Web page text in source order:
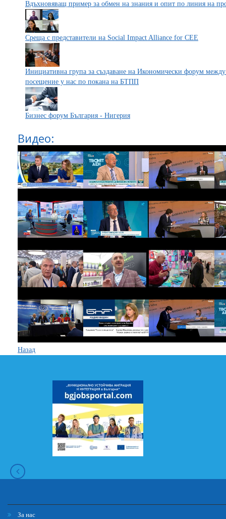
Вдъхновяващ пример за обмен на знания и опит по линия на
Среща с представители на Social Impact Alliance for CEE
Инициативна група за създаване на Икономически форум
посещение у нас по покана на БТПП
Бизнес форум България - Нигерия
Видео:
Назад
За нас